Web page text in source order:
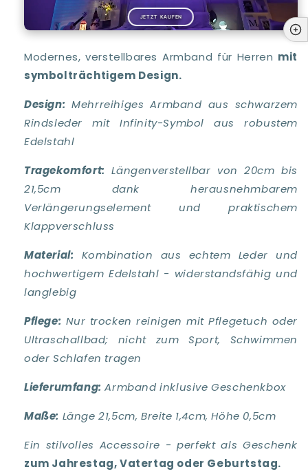
JETZT KAUFEN
Modernes, verstellbares Armband für Herren mit
symbolträchtigem Design.
Design: Mehrreihiges Armband aus schwarzem
Rindsleder mit Infinity-Symbol aus robustem
Edelstahl
Tragekomfort: Längenverstellbar von 20cm bis
21,5cm dank herausnehmbarem
Verlängerungselement und praktischem
Klappverschluss
Material: Kombination aus echtem Leder und
hochwertigem Edelstahl - widerstandsfähig und
langlebig
Pflege: Nur trocken reinigen mit Pflegetuch oder
Ultraschallbad; nicht zum Sport, Schwimmen
oder Schlafen tragen
Lieferumfang: Armband inklusive Geschenkbox
Maße: Länge 21,5cm, Breite 1,4cm, Höhe 0,5cm
Ein stilvolles Accessoire - perfekt als Geschenk
zum Jahrestag, Vatertag oder Geburtstag.